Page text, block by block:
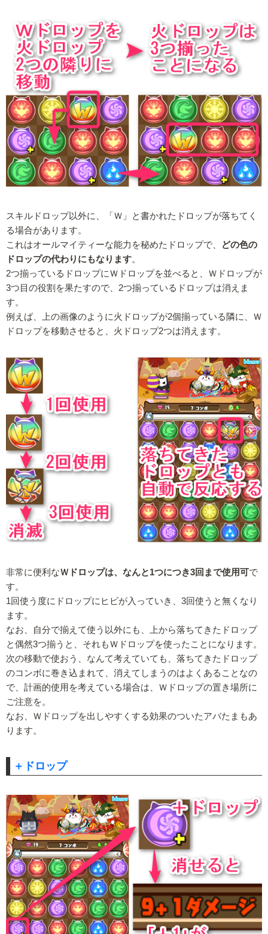
スキルドロップ以外に、「Ｗ」と書かれたドロップが落ちてく
る場合があります。
これはオールマイティーな能力を秘めたドロップで、
どの色の
ドロップの代わりにもなります。
2つ揃っているドロップにＷドロップを並べると、Ｗドロップが
3つ目の役割を果たすので、2つ揃っているドロップは消えま
す。
例えば、上の画像のように火ドロップが2個揃っている隣に、Ｗ
ドロップを移動させると、火ドロップ2つは消えます。
非常に便利なＷドロップは、なんと1つにつき3回まで使用可で
す。
1回使う度にドロップにヒビが入っていき、3回使うと無くなり
ます。
なお、自分で揃えて使う以外にも、上から落ちてきたドロップ
と偶然3つ揃うと、それもＷドロップを使ったことになります。
次の移動で使おう、なんて考えていても、落ちてきたドロップ
のコンボに巻き込まれて、消えてしまうのはよくあることなの
で、計画的使用を考えている場合は、Ｗドロップの置き場所に
ご注意を。
なお、Ｗドロップを出しやすくする効果のついたアバたまもあ
ります。
＋ドロップ